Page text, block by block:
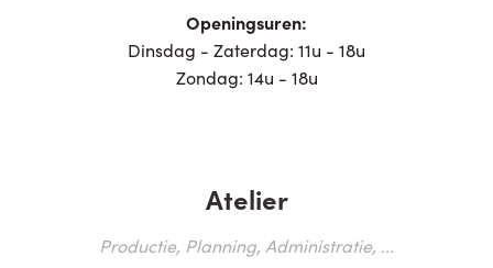
Openingsuren:
Dinsdag - Zaterdag: 11u - 18u
Zondag: 14u - 18u
Atelier
Productie, Planning, Administratie, ...